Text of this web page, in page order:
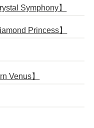
Symphony】
Princess】
Venus】